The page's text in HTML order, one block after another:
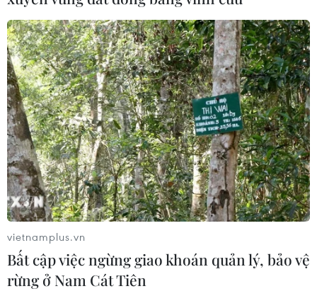
vietnamplus.vn
Bất cập việc ngừng giao khoán quản lý, bảo vệ
rừng ở Nam Cát Tiên